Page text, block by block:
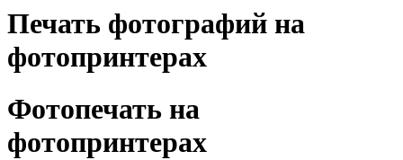
Печать фотографий на
фотопринтерах
Фотопечать на
фотопринтерах